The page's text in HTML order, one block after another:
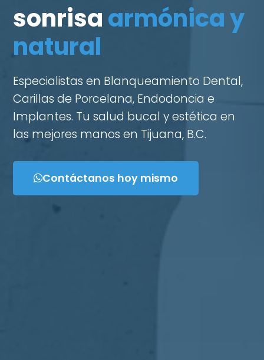
sonrisaarmónica y
natural
Especialistas en Blanqueamiento Dental,
Carillas de Porcelana, Endodoncia e
Implantes. Tu salud bucal y estética en
las mejores manos en Tijuana, B.C.
Contáctanos hoy mismo